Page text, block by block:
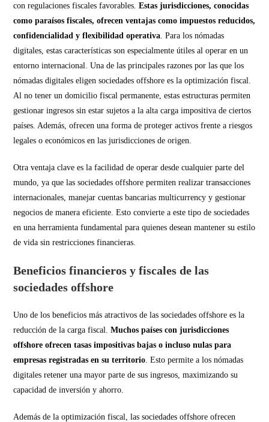
con regulaciones fiscales favorables.Estas jurisdicciones, conocidas
como paraísos fiscales, ofrecen ventajas como impuestos reducidos,
confidencialidad y flexibilidad operativa. Para los nómadas
digitales, estas características son especialmente útiles al operar en un
entorno internacional. Una de las principales razones por las que los
nómadas digitales eligen sociedades offshore es la optimización fiscal.
Al no tener un domicilio fiscal permanente, estas estructuras permiten
gestionar ingresos sin estar sujetos a la alta carga impositiva de ciertos
países. Además, ofrecen una forma de proteger activos frente a riesgos
legales o económicos en las jurisdicciones de origen.
Otra ventaja clave es la facilidad de operar desde cualquier parte del
mundo, ya que las sociedades offshore permiten realizar transacciones
internacionales, manejar cuentas bancarias multicurrency y gestionar
negocios de manera eficiente. Esto convierte a este tipo de sociedades
en una herramienta fundamental para quienes desean mantener su estilo
de vida sin restricciones financieras.
Beneficios financieros y fiscales de las
sociedades offshore
Uno de los beneficios más atractivos de las sociedades offshore es la
reducción de la carga fiscal.Muchos países con jurisdicciones
offshore ofrecen tasas impositivas bajas o incluso nulas para
empresas registradas en su territorio. Esto permite a los nómadas
digitales retener una mayor parte de sus ingresos, maximizando su
capacidad de inversión y ahorro.
Además de la optimización fiscal, las sociedades offshore ofrecen